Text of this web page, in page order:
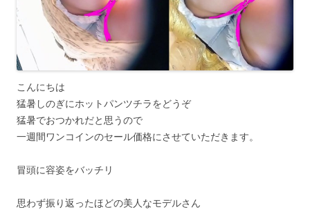
こんにちは
猛暑しのぎにホットパンツチラをどうぞ
猛暑でおつかれだと思うので
一週間ワンコインのセール価格にさせていただきます。
冒頭に容姿をバッチリ
思わず振り返ったほどの美人なモデルさん